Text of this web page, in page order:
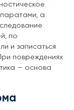
а
по
и записаться
повреждениях
— основа